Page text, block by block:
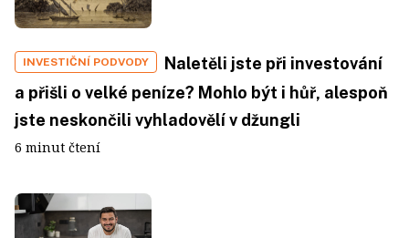
INVESTIČNÍ PODVODY
Naletěli jste při investování
a přišli o velké peníze? Mohlo být i hůř, alespoň
jste neskončili vyhladovělí v džungli
6 minut čtení